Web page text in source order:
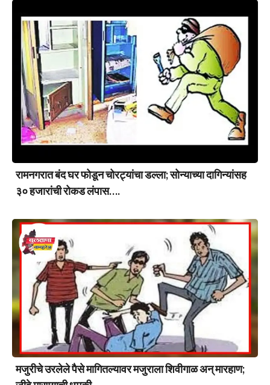
रामनगरात बंद घर फोडून चोरट्यांचा डल्ला; सोन्याच्या दागिन्यांसह
३० हजारांची रोकड लंपास….
मजुरीचे उरलेले पैसे मागितल्यावर मजुराला शिवीगाळ अन् मारहाण;